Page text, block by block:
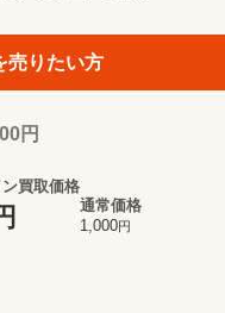
りたい方
円
買取価格
通常価格
1,000円